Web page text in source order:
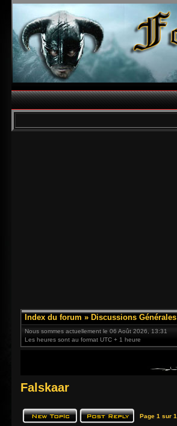
Index du forum » Discussions Générales
Nous sommes actuellement le 06 Août 2026, 13:31
Les heures sont au format UTC + 1 heure
Falskaar
Page 1 sur 1